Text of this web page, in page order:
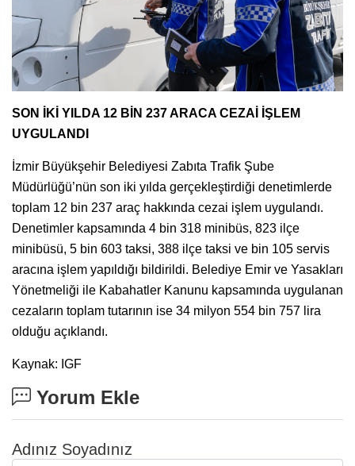
SON İKİ YILDA 12 BİN 237 ARACA CEZAİ İŞLEM
UYGULANDI
İzmir Büyükşehir Belediyesi Zabıta Trafik Şube
Müdürlüğü’nün son iki yılda gerçekleştirdiği denetimlerde
toplam 12 bin 237 araç hakkında cezai işlem uygulandı.
Denetimler kapsamında 4 bin 318 minibüs, 823 ilçe
minibüsü, 5 bin 603 taksi, 388 ilçe taksi ve bin 105 servis
aracına işlem yapıldığı bildirildi. Belediye Emir ve Yasakları
Yönetmeliği ile Kabahatler Kanunu kapsamında uygulanan
cezaların toplam tutarının ise 34 milyon 554 bin 757 lira
olduğu açıklandı.
Kaynak: IGF
Yorum Ekle
Adınız Soyadınız